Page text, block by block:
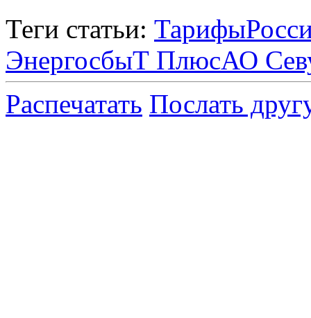
Теги статьи: Тарифы
ЭнергосбыТ ПлюсАО
Распечатать Послать